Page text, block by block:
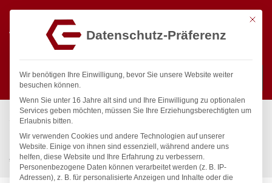
Suchen
Start / Gastronomiebedarf & Gastro Geräte für Profis
Küchenartikel
Töpfe & Pfannen
Kasserolle – ohne Deckel, HENDI, Profi Line, 1,5L,
⌀160x(H)75mm
Mit
Datenschutz-Präferenz
Wir benötigen Ihre Einwilligung, bevor Sie unsere Website weiter
besuchen können.
Wenn Sie unter 16 Jahre alt sind und Ihre Einwilligung zu optionalen
Services geben möchten, müssen Sie Ihre Erziehungsberechtigten um
Erlaubnis bitten.
Wir verwenden Cookies und andere Technologien auf unserer
Website. Einige von ihnen sind essenziell, während andere uns
helfen, diese Website und Ihre Erfahrung zu verbessern.
Personenbezogene Daten können verarbeitet werden (z. B. IP-
Adressen), z. B. für personalisierte Anzeigen und Inhalte oder die